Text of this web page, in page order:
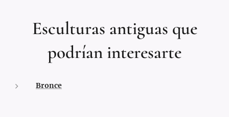
Esculturas antiguas que
podrían interesarte
Bronce